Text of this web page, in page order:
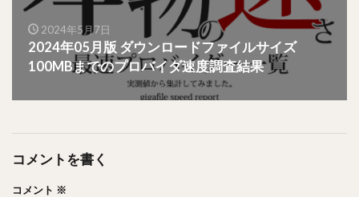
2024年5月7日
2024年05月版 ダウンロードファイルサイズ
100MBまでのプロバイダ速度調査結果
コメントを書く
コメント ※